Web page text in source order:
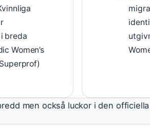
breda
Women’s
men också luckor i den